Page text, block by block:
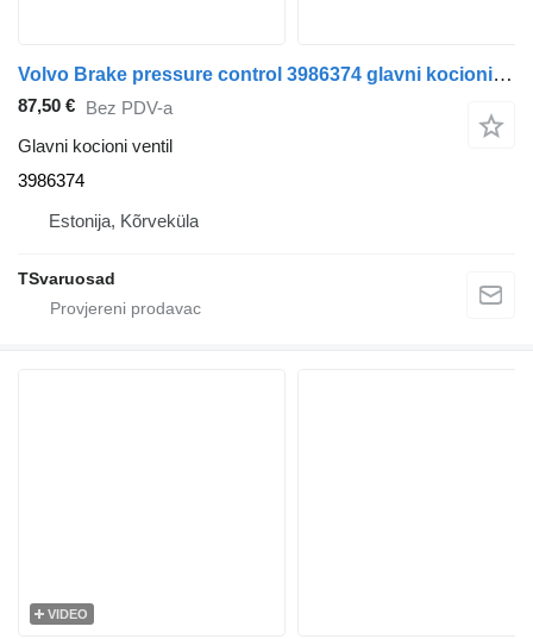
Volvo Brake pressure control 3986374 glavni kocioni ventil za Volvo FM9 tegljača
87,50 € Bez PDV-a
Glavni kocioni ventil
3986374
Estonija, Kõrveküla
TSvaruosad
VIDEO